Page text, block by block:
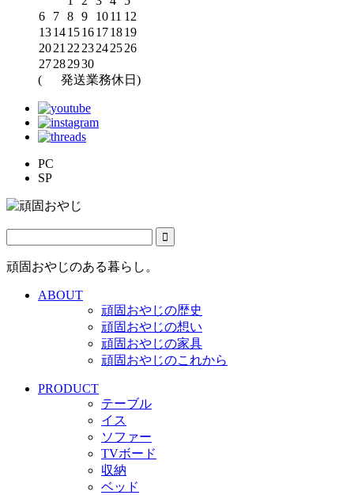
6
7 8 9 1011 12
13141516171819
2021 22 23242526
27282930
(
発送業務休日)
PC
SP
頑固おやじのある暮らし。
ABOUT
頑固おやじの歴史
頑固おやじの想い
頑固おやじの家具
頑固おやじのこれから
PRODUCT
テーブル
イス
ソファー
TVボード
収納
ベッド